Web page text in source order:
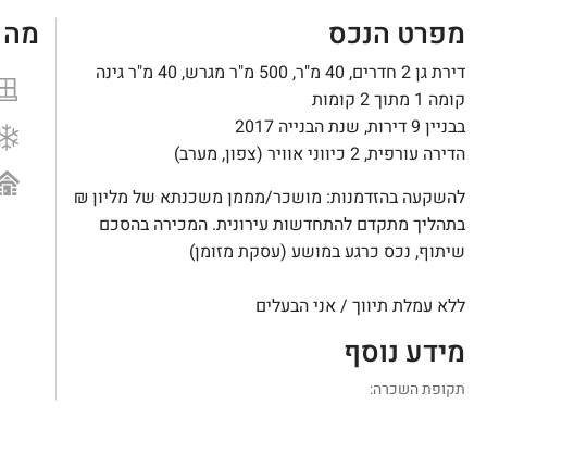
מפרט הנכס
דירת גן 2 חדרים, 40 מ"ר, 500 מ"ר מגרש, 40 מ"ר גינה
קומה 1 מתוך 2 קומות
בבניין 9 דירות, שנת הבנייה 2017
הדירה עורפית, 2 כיווני אוויר (צפון, מערב)
להשקעה בהזדמנות: מושכר/מממן משכנתא של מליון ₪
בתהליך מתקדם להתחדשות עירונית. המכירה בהסכם
שיתוף, נכס כרגע במושע (עסקת מזומן)
ללא עמלת תיווך / אני הבעלים
מידע נוסף
תקופת השכרה: